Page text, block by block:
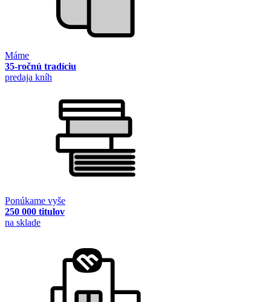
Máme
35-ročnú tradíciu
predaja kníh
Ponúkame vyše
250 000 titulov
na sklade